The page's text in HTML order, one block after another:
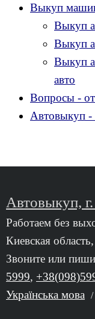
Выкуп
Выкуп
Выкуп
Выкуп
авто
Вопросы -
Автовыкуп -
Автовыкуп,
Работаем без
Киевская область,
Звоните или
5999,
Українська мова /